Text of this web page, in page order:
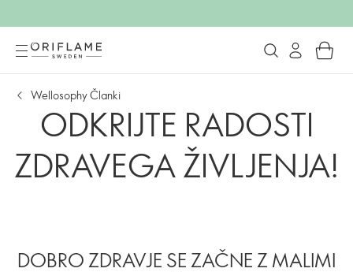
Wellosophy Članki
ODKRIJTE RADOSTI
ZDRAVEGA ŽIVLJENJA!
DOBRO ZDRAVJE SE ZAČNE Z MALIMI